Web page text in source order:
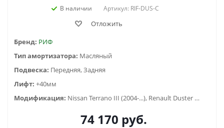
В наличии Артикул: RIF-DUS-C
Отложить
Бренд: РИФ
Тип амортизатора: Масляный
Подвеска: Передняя, Задняя
Лифт: +40мм
Модификация:
Nissan Terrano III (2004-...), Renault Duster (2010-2014), Renault Duster (2015-2020), Renault Duster (2021-...)
74 170 руб.